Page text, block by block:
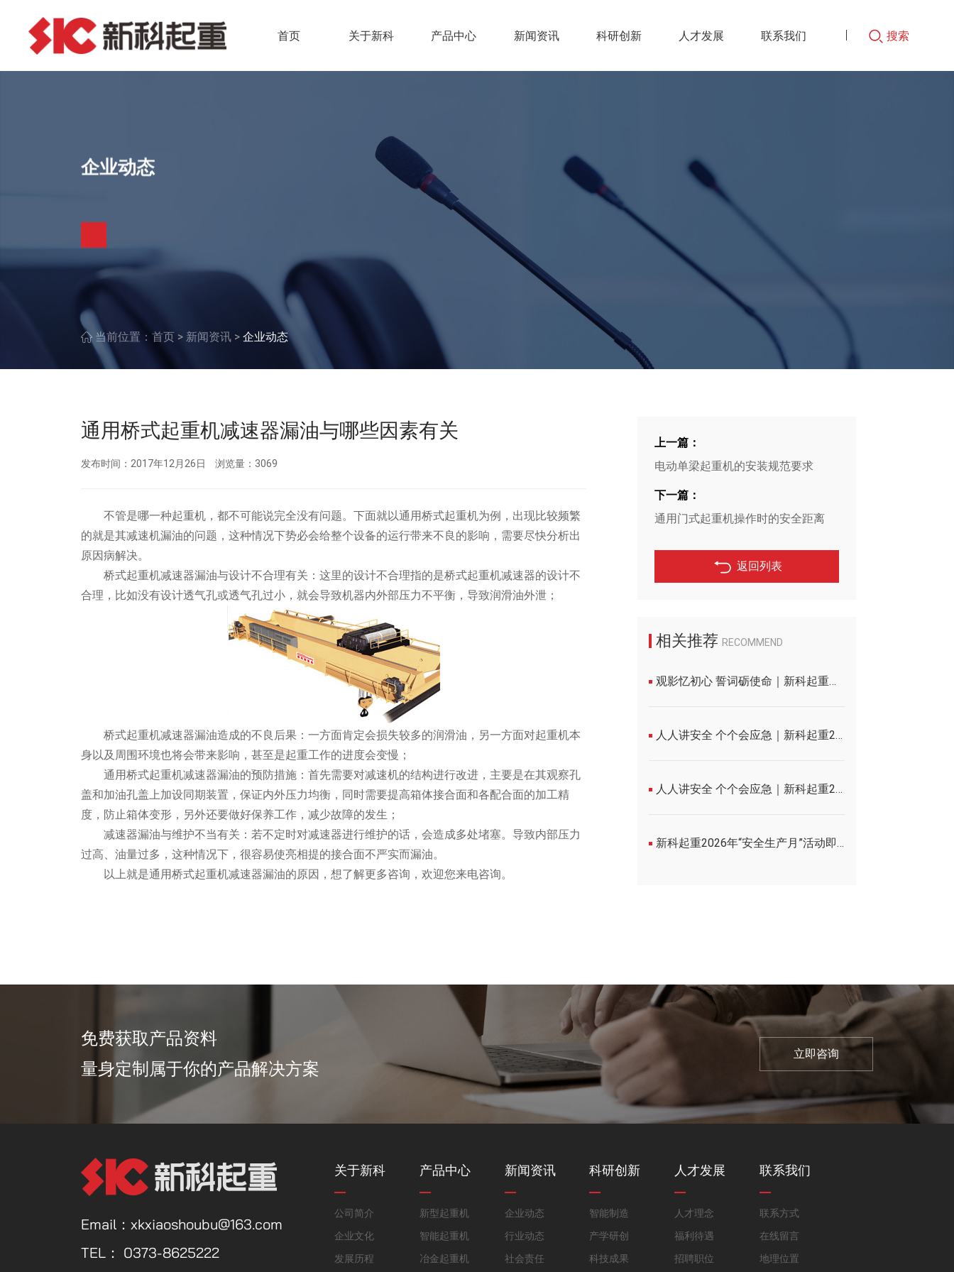
首页 关于新科 产品中心 新闻资讯 科研创新 人才发展 联系我们 搜索
企业动态
当前位置： 首页 > 新闻资讯 > 企业动态
通用桥式起重机减速器漏油与哪些因素有关
发布时间：2017年12月26日 浏览量：3069
不管是哪一种起重机，都不可能说完全没有问题。下面就以通用桥式起重机为例，出现比较频繁
的就是其减速机漏油的问题，这种情况下势必会给整个设备的运行带来不良的影响，需要尽快分析出
原因病解决。
桥式起重机减速器漏油与设计不合理有关：这里的设计不合理指的是桥式起重机减速器的设计不
合理，比如没有设计透气孔或透气孔过小，就会导致机器内外部压力不平衡，导致润滑油外泄；
桥式起重机减速器漏油造成的不良后果：一方面肯定会损失较多的润滑油，另一方面对起重机本
身以及周围环境也将会带来影响，甚至是起重工作的进度会变慢；
通用桥式起重机减速器漏油的预防措施：首先需要对减速机的结构进行改进，主要是在其观察孔
盖和加油孔盖上加设同期装置，保证内外压力均衡，同时需要提高箱体接合面和各配合面的加工精
度，防止箱体变形，另外还要做好保养工作，减少故障的发生；
减速器漏油与维护不当有关：若不定时对减速器进行维护的话，会造成多处堵塞。导致内部压力
过高、油量过多，这种情况下，很容易使亮相提的接合面不严实而漏油。
以上就是通用桥式起重机减速器漏油的原因，想了解更多咨询，欢迎您来电咨询。
上一篇：
电动单梁起重机的安装规范要求
下一篇：
通用门式起重机操作时的安全距离
返回列表
相关推荐 RECOMMEND
观影忆初心 誓词砺使命｜新科起重党支部开展七一主题党日活动
人人讲安全 个个会应急｜新科起重2026年安全生产月活动圆满收官！
人人讲安全 个个会应急｜新科起重2026年安全生产月誓师大会圆满举行
新科起重2026年“安全生产月”活动即将启幕
免费获取产品资料
量身定制属于你的产品解决方案
立即咨询
Email：xkxiaoshoubu@163.com
TEL： 0373-8625222
关于新科
公司简介
企业文化
发展历程
产品中心
新型起重机
智能起重机
冶金起重机
新闻资讯
企业动态
行业动态
社会责任
科研创新
智能制造
产学研创
科技成果
人才发展
人才理念
福利待遇
招聘职位
联系我们
联系方式
在线留言
地理位置